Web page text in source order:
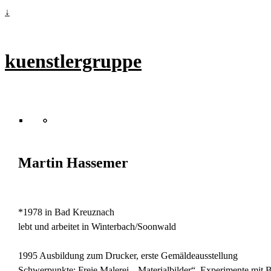
↓
kuenstlergruppe
Martin Hassemer
*1978 in Bad Kreuznach
lebt und arbeitet in Winterbach/Soonwald
1995 Ausbildung zum Drucker, erste Gemäldeausstellung